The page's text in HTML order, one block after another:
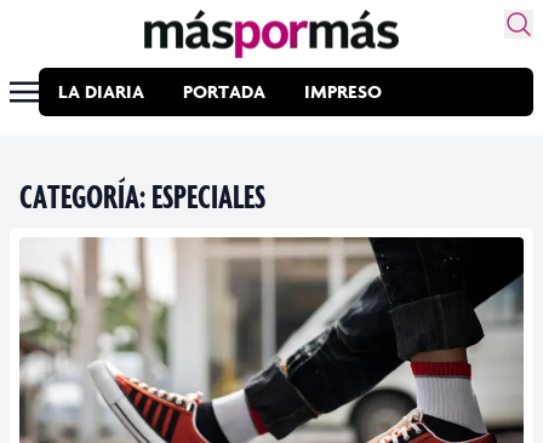
LA DIARIA PORTADA IMPRESO
CATEGORÍA:ESPECIALES